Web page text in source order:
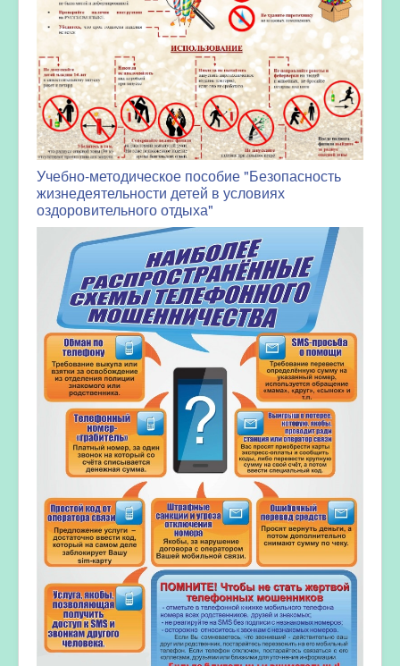
Учебно-методическое пособие "Безопасность
жизнедеятельности детей в условиях
оздоровительного отдыха"